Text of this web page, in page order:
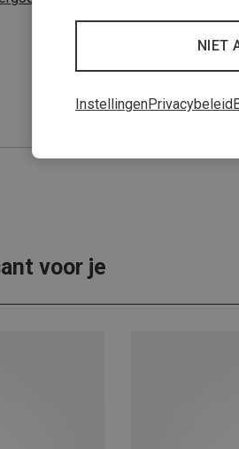
Je bespaart 29%
voor je
NIET
InstellingenPrivacybeleid